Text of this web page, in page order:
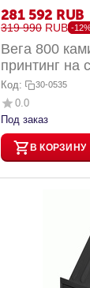
281 592 RUB
319 990 RUB -
Вега 800
принтинг на
16кВт
Код: 30-0535
0.0
Под заказ
В КОРЗИНУ